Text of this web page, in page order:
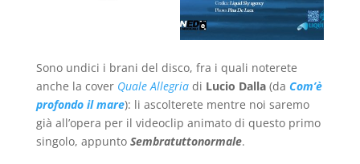
Sono undici i brani del disco, fra i quali noterete
anche la cover Quale Allegriadi Lucio Dalla(da Com’è
profondo il mare): li ascolterete mentre noi saremo
già all’opera per il videoclip animato di questo primo
singolo, appunto Sembratuttonormale.